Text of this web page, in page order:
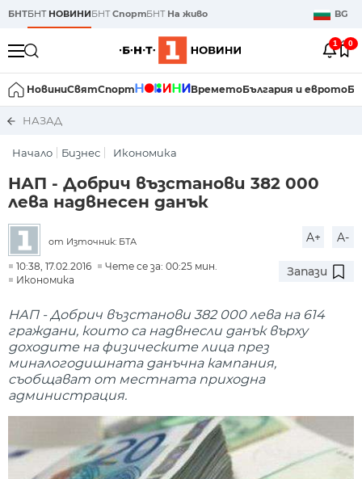
БНТБНТ НОВИНИБНТСпортБНТ На живо BG
1 0
НовиниСвятСпорт ВреметоБългария и еврото
НАЗАД
Начало Бизнес Икономика
НАП - Добрич възстанови 382 000
лева надвнесен данък
от Източник: БТА A+ A-
10:38, 17.02.2016
Чете се за: 00:25 мин.
Икономика
Запази
НАП - Добрич възстанови 382 000 лева на 614
граждани, които са надвнесли данък върху
доходите на физическите лица през
миналогодишната данъчна кампания,
съобщават от местната приходна
администрация.